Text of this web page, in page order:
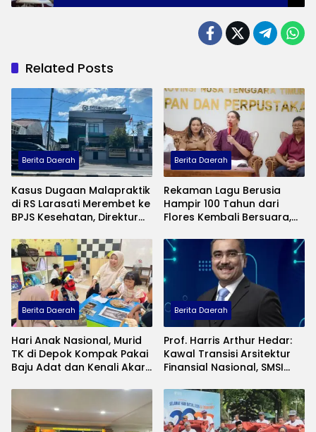
Related Posts
Berita Daerah
Kasus Dugaan Malapraktik
di RS Larasati Merembet ke
BPJS Kesehatan, Direktur
Dipanggil
Berita Daerah
Rekaman Lagu Berusia
Hampir 100 Tahun dari
Flores Kembali Bersuara,
Budaya yang Terlupakan
Berita Daerah
Hari Anak Nasional, Murid
TK di Depok Kompak Pakai
Baju Adat dan Kenali Akar
Berita Daerah
Prof. Harris Arthur Hedar:
Kawal Transisi Arsitektur
Finansial Nasional, SMSI
di Bali